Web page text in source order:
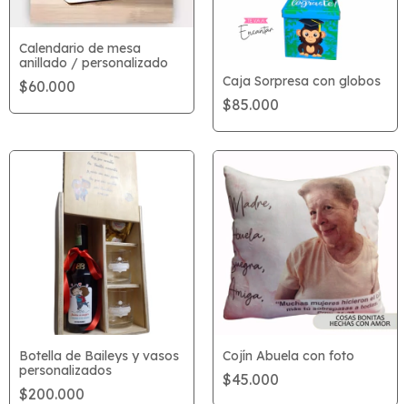
Calendario de mesa
anillado / personalizado
$60.000 Caja Sorpresa con globos
$85.000
Botella de Baileys y vasos
personalizados
$200.000
Cojín Abuela con foto
$45.000